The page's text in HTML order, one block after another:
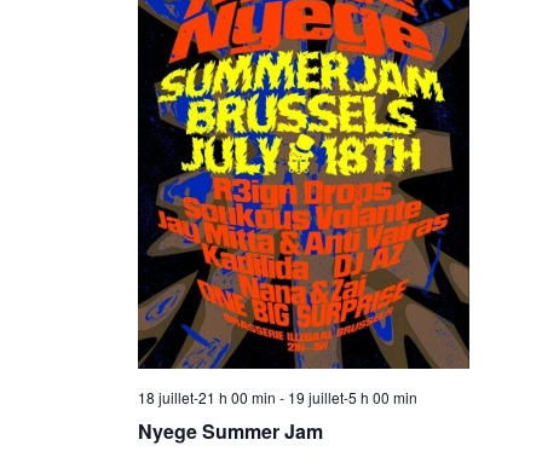
Nyege Summer Jam
18 juillet-21 h 00 min - 19 juillet-5 h 00 min